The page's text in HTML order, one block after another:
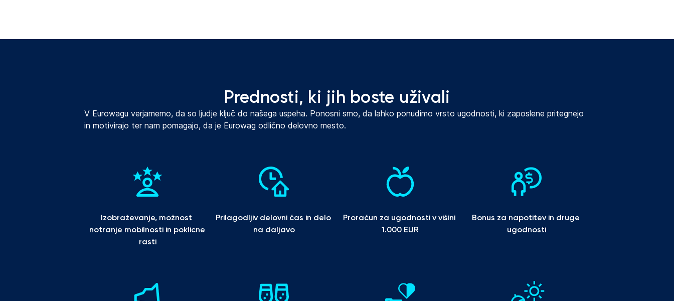
Prednosti, ki jih boste uživali
V Eurowagu verjamemo, da so ljudje ključ do našega uspeha. Ponosni smo, da lahko ponudimo vrsto ugodnosti, ki zaposlene pritegnejo
in motivirajo ter nam pomagajo, da je Eurowag odlično delovno mesto.
Izobraževanje, možnost
notranje mobilnosti in poklicne
rasti
Prilagodljiv delovni čas in delo
na daljavo
Proračun za ugodnosti v višini
1.000 EUR
Bonus za napotitev in druge
ugodnosti